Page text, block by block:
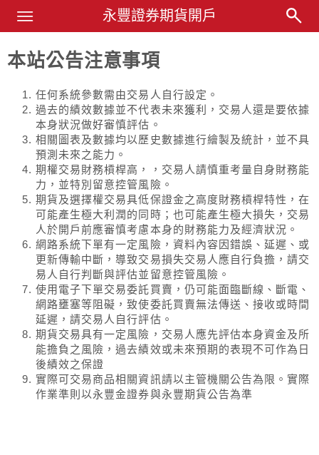
永豐業務經理杜昭逸Blog
永豐證券期貨開戶
Main Menu
本站公告注意事項
任何系統參數需由交易人自行設定。
過去的績效數據並不代表未來獲利，交易人還是要依據
本身狀況做好審慎評估。
相關圖表及數據均以歷史數據進行繪製及統計，並不具
預測未來之能力。
期權交易財務槓桿高，，交易人請慎重考量自身財務能
力，並特別留意控管風險。
期貨及選擇權交易具低保證金之高度財務槓桿特性，在
可能產生極大利潤的同時；也可能產生極大損失，交易
人於開戶前應審慎考慮本身的財務能力及經濟狀況。
網路系統下單有一定風險，資料內容因錯誤、延遲、或
更新傳輸中斷，導致交易損失交易人應自行負擔，請交
易人自行判斷與評估並留意控管風險。
使用電子下單交易委託買賣，仍可能面臨斷線、斷電、
網路壅塞等阻礙，致使委託買賣無法傳送、接收或時間
延遲，請交易人自行評估。
期貨交易具有一定風險，交易人應先評估本身資金及所
能擔負之風險，過去績效或未來預期的表現不可作為日
後績效之保證
實際可交易商品相關資訊請以主管機關公告為限。實際
作業準則以永豐金證券與永豐期貨公告為準